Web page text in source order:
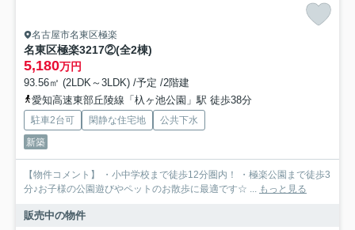
名古屋市名東区極楽
名東区極楽3217②(全2棟)
5,180万円
93.56㎡ (2LDK～3LDK) /予定 /2階建
愛知高速東部丘陵線「杁ヶ池公園」駅 徒歩38分
駐車2台可 閑静な住宅地
公共下水
新築
【物件コメント】 ・小中学校まで徒歩12分圏内！ ・極楽公園まで徒歩3
分♪お子様の公園遊びやペットのお散歩に最適です☆ ... もっと見る
販売中の物件